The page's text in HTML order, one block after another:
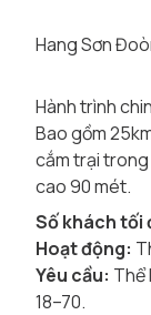
Hang Sơn
Hành trình
Bao gồm
cắm trại
cao 90 mét.
Số khách tối
Hoạt động:
Yêu cầu: Thể
18–70.